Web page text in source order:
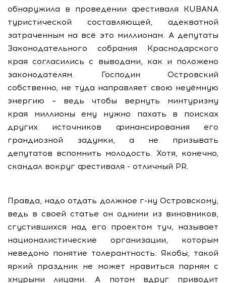
обнаружила в проведении фестиваля KUBANA
туристической составляющей, адекватной
затраченным на всё это миллионам. А депутаты
Законодательного собрания Краснодарского
края согласились с выводами, как и положено
законодателям. Господин Островский
собственно, не туда направляет свою неуёмную
энергию – ведь чтобы вернуть минтуризму
края миллионы ему нужно пахать в поисках
других источников финансирования его
грандиозной задумки, а не призывать
депутатов вспомнить молодость. Хотя, конечно,
скандал вокруг фестиваля - отличный PR.
Правда, надо отдать должное г-ну Островскому,
ведь в своей статье он одними из виновников,
сгустившихся над его проектом туч, называет
националистические организации, которым
неведомо понятие толерантность. Якобы, такой
яркий праздник не может нравиться парням с
хмурыми лицами. А потом вдруг приводит